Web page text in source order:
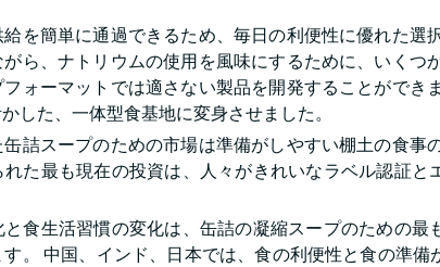
を簡単に通過できるため、毎日の利便性に優れた選
ら、ナトリウムの使用を風味にするために、いくつ
ォーマットでは適さない製品を開発することができ
した、一体型食基地に変身させました。
詰スープのための市場は準備がしやすい棚土の食事
た最も現在の投資は、人々がきれいなラベル認証
食生活習慣の変化は、缶詰の凝縮スープのための
。 中国、インド、日本では、食の利便性と食の準